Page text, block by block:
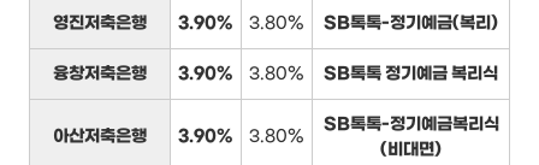
영진저축은행 3.90% 3.80% SB톡톡-정기예금(복리)
융창저축은행 3.90% 3.80% SB톡톡 정기예금 복리식
아산저축은행 3.90% 3.80%
SB톡톡-정기예금복리식
(비대면)